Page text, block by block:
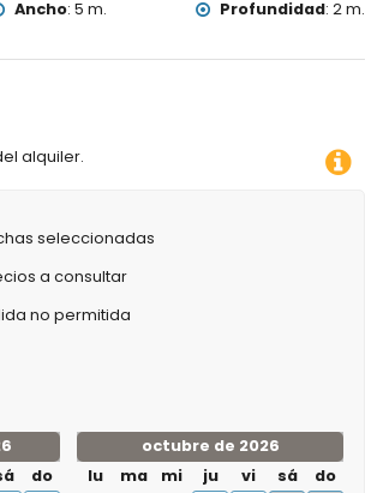
Ancho: 5 m. Profundidad: 2 m.
alquiler.
seleccionadas
a consultar
no permitida
do
octubre de 2026
lu
ma mi ju vi sá
do